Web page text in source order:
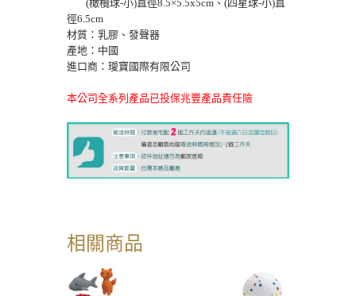
(橄欖球-小)直徑8.5×5.5x5cm、(四星球-小)直
徑6.5cm
材質：乳膠、發聲器
產地：中國
進口商：璦寶國際有限公司
本公司全系列產品已投保兆豐產品責任險
相關商品